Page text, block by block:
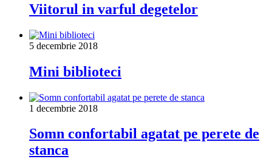
Viitorul in varful degetelor
5 decembrie 2018
Mini biblioteci
1 decembrie 2018
Somn confortabil agatat pe perete de
stanca